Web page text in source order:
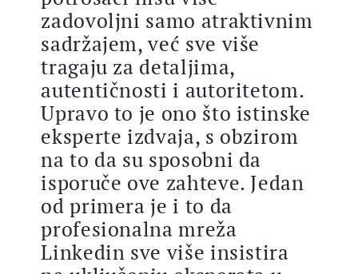
zadovoljni samo atraktivnim
sadržajem, već sve više
tragaju za detaljima,
autentičnosti i autoritetom.
Upravo to je ono što istinske
eksperte izdvaja, s obzirom
na to da su sposobni da
isporuče ove zahteve. Jedan
od primera je i to da
profesionalna mreža
Linkedin sve više insistira